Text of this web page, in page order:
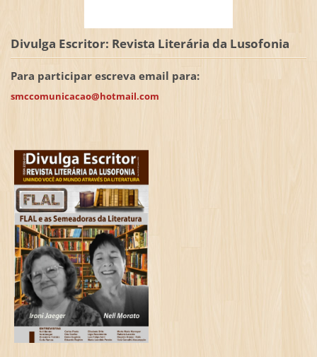
Divulga Escritor: Revista Literária da Lusofonia
Para participar escreva email para:
smccomunicacao@hotmail.com